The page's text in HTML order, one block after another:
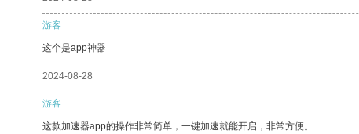
游客
这个是app神器
2024-08-28
游客
这款加速器app的操作非常简单，一键加速就能开启，非常方便。